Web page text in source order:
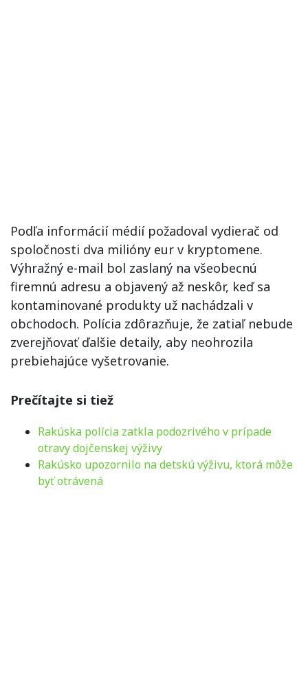
Podľa informácií médií požadoval vydierač od
spoločnosti dva milióny eur v kryptomene.
Výhražný e-mail bol zaslaný na všeobecnú
firemnú adresu a objavený až neskôr, keď sa
kontaminované produkty už nachádzali v
obchodoch. Polícia zdôrazňuje, že zatiaľ nebude
zverejňovať ďalšie detaily, aby neohrozila
prebiehajúce vyšetrovanie.
Prečítajte si tiež
Rakúska polícia zatkla podozrivého v prípade
otravy dojčenskej výživy
Rakúsko upozornilo na detskú výživu, ktorá môže
byť otrávená